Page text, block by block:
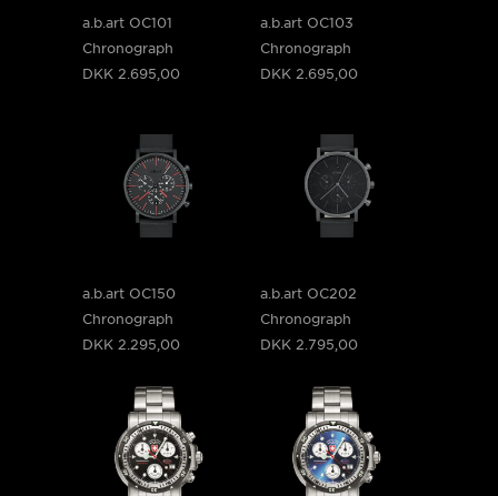
a.b.art OC101
Chronograph
DKK 2.695,00
a.b.art OC103
Chronograph
DKK 2.695,00
a.b.art OC150
Chronograph
DKK 2.295,00
a.b.art OC202
Chronograph
DKK 2.795,00